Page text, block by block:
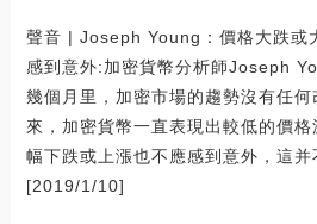
聲音 | Joseph Young：價格大跌或
感到意外:加密貨幣分析師Joseph
幾個月里，加密市場的趨勢沒有任
來，加密貨幣一直表現出較低的價
幅下跌或上漲也不應感到意外，這并
[2019/1/10]